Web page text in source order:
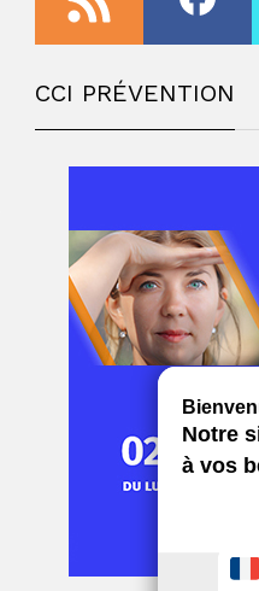
Partager
CCI PRÉVENTION